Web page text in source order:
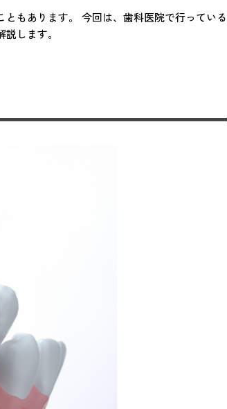
もあります。 今回は、歯科医院で行っている
します。